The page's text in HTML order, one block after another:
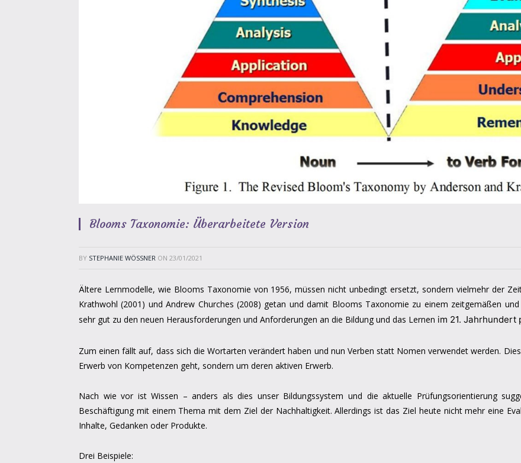
Blooms Taxonomie: Überarbeitete Version
BY STEPHANIE WÖSSNER ON 23/01/2021
Ältere Lernmodelle, wie Blooms Taxonomie von 1956, müssen nicht unbedingt ersetzt, sondern vielmehr der
Krathwohl (2001) und Andrew Churches (2008) getan und damit Blooms Taxonomie zu einem zeitgemäßen
sehr gut zu den neuen Herausforderungen und Anforderungen an die Bildung und das Lernen im 21. Jahrhundert
Zum einen fällt auf, dass sich die Wortarten verändert haben und nun Verben statt Nomen verwendet werden.
Erwerb von Kompetenzen geht, sondern um deren aktiven Erwerb.
Nach wie vor ist Wissen – anders als dies unser Bildungssystem und die aktuelle Prüfungsorientierung
Beschäftigung mit einem Thema mit dem Ziel der Nachhaltigkeit. Allerdings ist das Ziel heute nicht mehr eine
Inhalte, Gedanken oder Produkte.
Drei Beispiele: